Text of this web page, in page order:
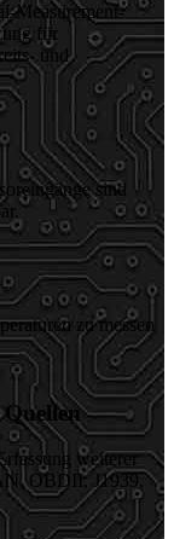
Measurement-
für
und
sind
zu messen
weiterer
OBDII, J1939,